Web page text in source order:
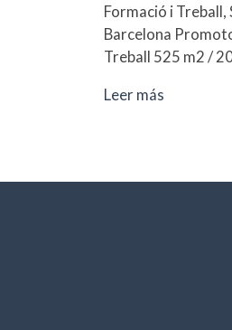
Formació i Treball,
Barcelona
Treball 525 m2 /
Leer más